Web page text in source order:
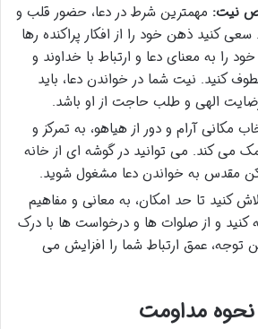
نیت: مهمترین شرط در دعا، حضور قلب و
کنید ذهن خود را از افکار پراکنده رها
را به معنای دعا و ارتباط با خداوند و
کنید. نیت شما در خواندن دعا، باید
الهی و طلب حاجت از او باشد.
مکانی آرام و دور از هیاهو، به تمرکز و
می کند. می توانید در گوشه ای از خانه
مقدس به خواندن دعا مشغول شوید.
کنید تا حد امکان، به معانی و مفاهیم
کنید و از صلوات ها و درخواست ها با درک
توجه، عمق ارتباط شما را افزایش می
مداومت